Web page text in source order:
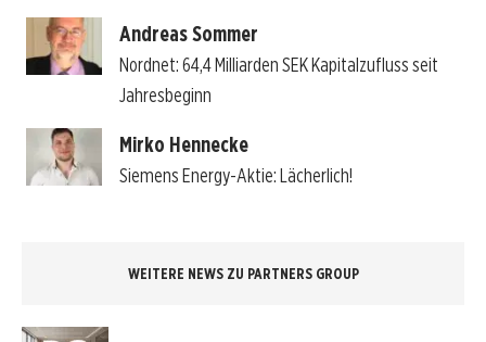
Andreas Sommer
Nordnet: 64,4 Milliarden SEK Kapitalzufluss seit
Jahresbeginn
Mirko Hennecke
Siemens Energy-Aktie: Lächerlich!
WEITERE NEWS ZU PARTNERS GROUP